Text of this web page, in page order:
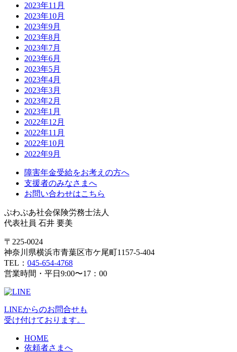
2023年11月
2023年10月
2023年9月
2023年8月
2023年7月
2023年6月
2023年5月
2023年4月
2023年3月
2023年2月
2023年1月
2022年12月
2022年11月
2022年10月
2022年9月
障害年金受給をお考えの方へ
支援者のみなさまへ
お問い合わせはこちら
ぷわぷあ社会保険労務士法人
代表社員 石井 要美
〒225-0024
神奈川県横浜市青葉区市ケ尾町1157-5-404
TEL： 045-654-4768
営業時間・平日9:00〜17：00
LINEからのお問合せも
受け付けております。
HOME
依頼者さまへ